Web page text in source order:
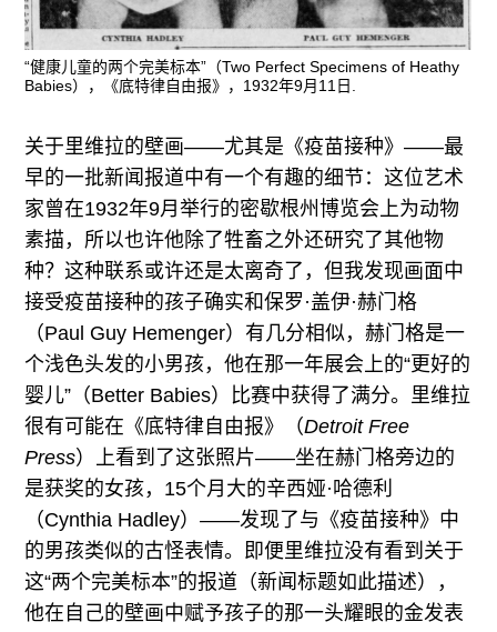
“健康儿童的两个完美标本”（Two Perfect Specimens of Heathy
Babies），《底特律自由报》，1932年9月11日.
关于里维拉的壁画——尤其是《疫苗接种》——最
早的一批新闻报道中有一个有趣的细节：这位艺术
家曾在1932年9月举行的密歇根州博览会上为动物
素描，所以也许他除了牲畜之外还研究了其他物
种？这种联系或许还是太离奇了，但我发现画面中
接受疫苗接种的孩子确实和保罗·盖伊·赫门格
（Paul Guy Hemenger）有几分相似，赫门格是一
个浅色头发的小男孩，他在那一年展会上的“更好的
婴儿”（Better Babies）比赛中获得了满分。里维拉
很有可能在《底特律自由报》（Detroit Free
Press）上看到了这张照片——坐在赫门格旁边的
是获奖的女孩，15个月大的辛西娅·哈德利
（Cynthia Hadley）——发现了与《疫苗接种》中
的男孩类似的古怪表情。即便里维拉没有看到关于
这“两个完美标本”的报道（新闻标题如此描述），
他在自己的壁画中赋予孩子的那一头耀眼的金发表